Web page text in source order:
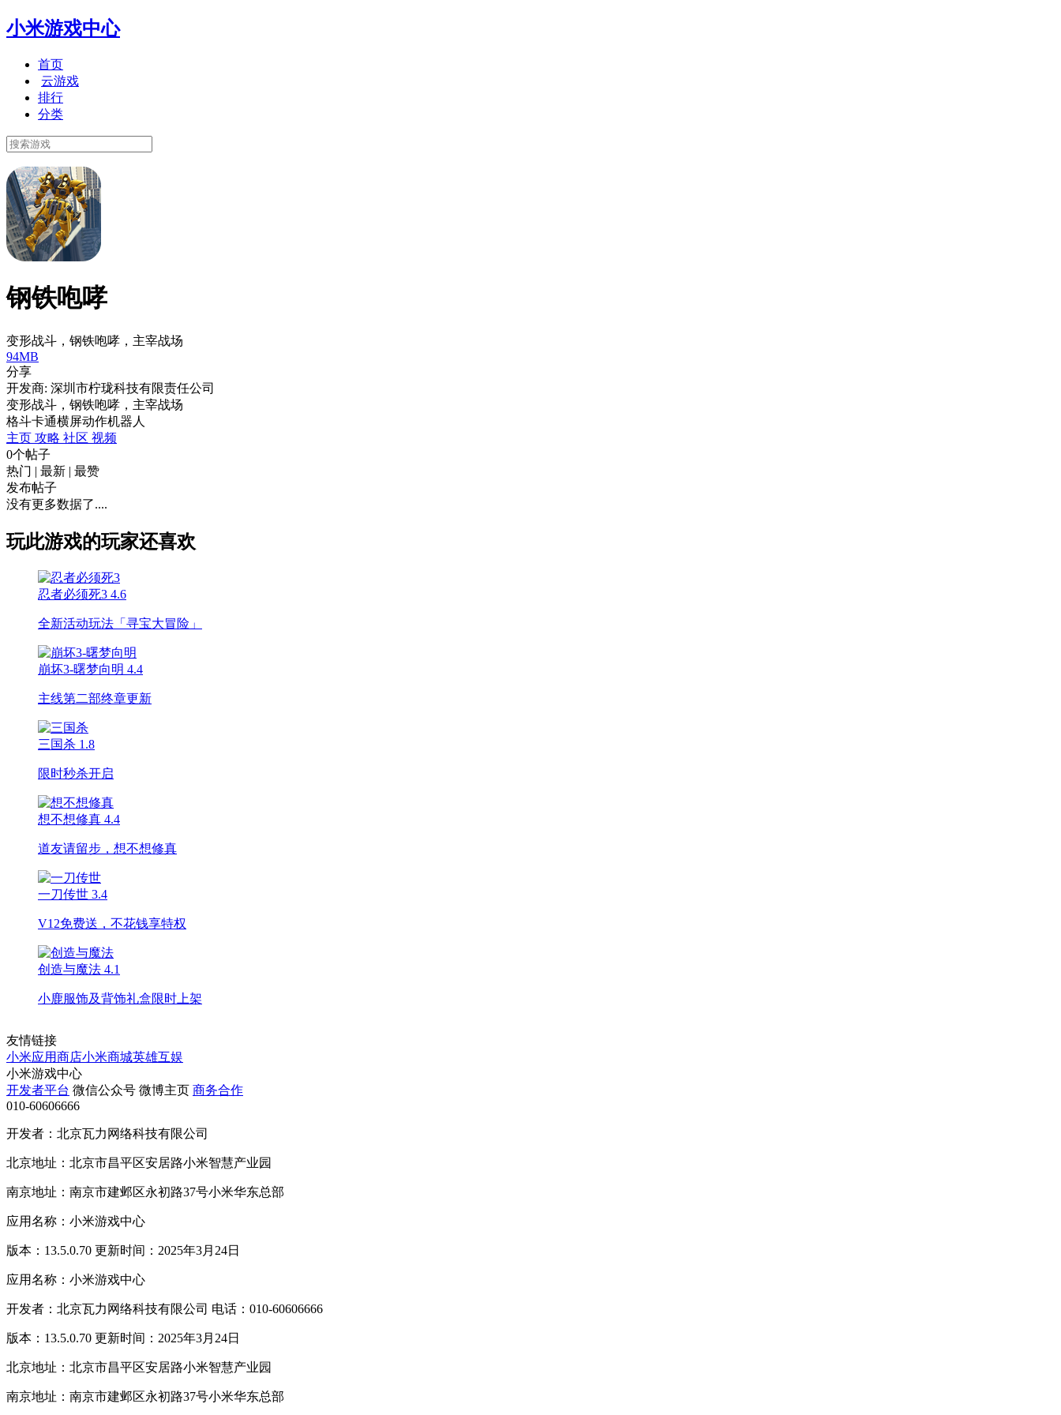
小米游戏中心
首页
云游戏
排行
分类
钢铁咆哮
变形战斗，钢铁咆哮，主宰战场
94MB
分享
开发商: 深圳市柠珑科技有限责任公司
变形战斗，钢铁咆哮，主宰战场
格斗卡通横屏动作机器人
主页 攻略 社区 视频
0个帖子
热门 | 最新 | 最赞
发布帖子
没有更多数据了....
玩此游戏的玩家还喜欢
忍者必须死3 4.6
全新活动玩法「寻宝大冒险」
崩坏3-曙梦向明 4.4
主线第二部终章更新
三国杀 1.8
限时秒杀开启
想不想修真 4.4
道友请留步，想不想修真
一刀传世 3.4
V12免费送，不花钱享特权
创造与魔法 4.1
小鹿服饰及背饰礼盒限时上架
友情链接
小米应用商店小米商城英雄互娱
小米游戏中心
开发者平台 微信公众号 微博主页 商务合作
010-60606666
开发者：北京瓦力网络科技有限公司
北京地址：北京市昌平区安居路小米智慧产业园
南京地址：南京市建邺区永初路37号小米华东总部
应用名称：小米游戏中心
版本：13.5.0.70 更新时间：2025年3月24日
应用名称：小米游戏中心
开发者：北京瓦力网络科技有限公司 电话：010-60606666
版本：13.5.0.70 更新时间：2025年3月24日
北京地址：北京市昌平区安居路小米智慧产业园
南京地址：南京市建邺区永初路37号小米华东总部